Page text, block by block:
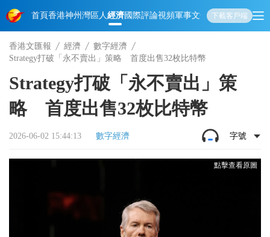
首頁香港神州 灣區人經濟國際評論視頻軍事文化 娛樂生活教育體
下載客戶端
香港文匯報 經濟
數字經濟
Strategy打破「永不賣出」策略 首度出售32枚比特幣
Strategy打破「永不賣出」策
略 首度出售32枚比特幣
2026-06-02 15:44:13 數字經濟 字號